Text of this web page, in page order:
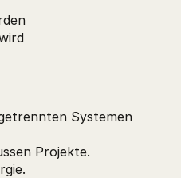
Systemen
Projekte.